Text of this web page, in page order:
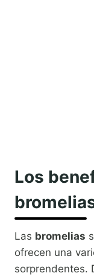
Los
Las bromelias
ofrecen una
sorprendentes.